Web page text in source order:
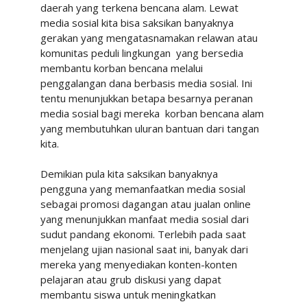
daerah yang terkena bencana alam. Lewat
media sosial kita bisa saksikan banyaknya
gerakan yang mengatasnamakan relawan atau
komunitas peduli lingkungan yang bersedia
membantu korban bencana melalui
penggalangan dana berbasis media sosial. Ini
tentu menunjukkan betapa besarnya peranan
media sosial bagi mereka korban bencana alam
yang membutuhkan uluran bantuan dari tangan
kita.
Demikian pula kita saksikan banyaknya
pengguna yang memanfaatkan media sosial
sebagai promosi dagangan atau jualan online
yang menunjukkan manfaat media sosial dari
sudut pandang ekonomi. Terlebih pada saat
menjelang ujian nasional saat ini, banyak dari
mereka yang menyediakan konten-konten
pelajaran atau grub diskusi yang dapat
membantu siswa untuk meningkatkan